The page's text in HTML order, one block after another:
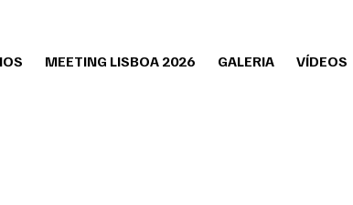
MEETING LISBOA 2026 GALERIA VÍDEOS